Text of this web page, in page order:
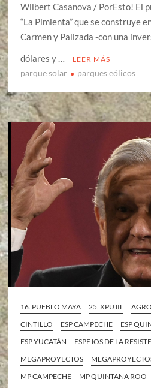
Wilbert Casanova / PorEsto! El
“La Pimienta” que se construye
Carmen y Palizada -con una
dólares y …
LEER MÁS
parque solar parques eólicos
16. PUEBLO MAYA 25. XPUJIL
CINTILLO
ESP CAMPECHE
ESP
ESP YUCATÁN
ESPEJOS DE LA
MEGAPROYECTOS
MP CAMPECHE
MP QUINTANA ROO